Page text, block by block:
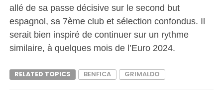
allé de sa passe décisive sur le second but
espagnol, sa 7ème club et sélection confondus. Il
serait bien inspiré de continuer sur un rythme
similaire, à quelques mois de l’Euro 2024.
RELATED TOPICS BENFICA GRIMALDO